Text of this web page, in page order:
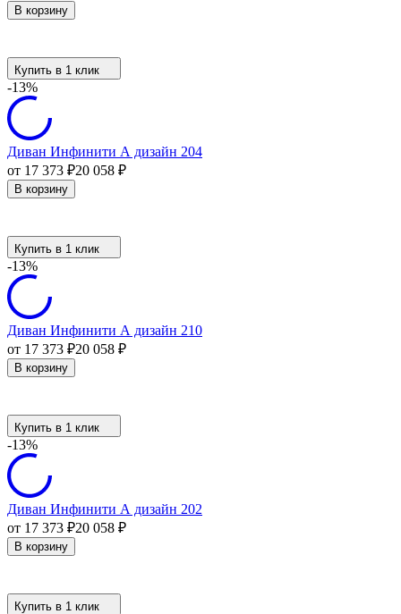
В корзину
Купить в 1 клик
-13%
Диван Инфинити А дизайн 204
от 17 373 ₽20 058 ₽
В корзину
Купить в 1 клик
-13%
Диван Инфинити А дизайн 210
от 17 373 ₽20 058 ₽
В корзину
Купить в 1 клик
-13%
Диван Инфинити А дизайн 202
от 17 373 ₽20 058 ₽
В корзину
Купить в 1 клик